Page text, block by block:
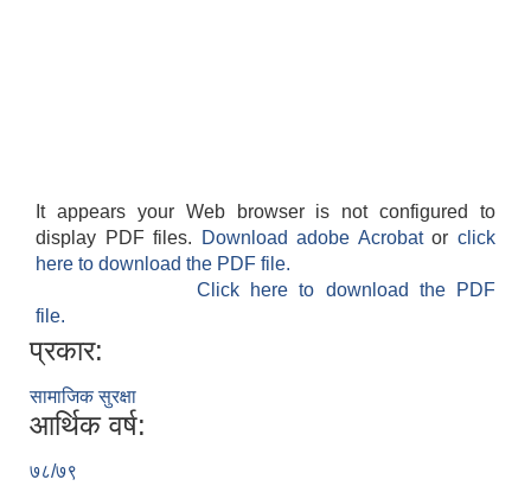
It appears your Web browser is not configured to
display PDF files.
Download adobe Acrobatorclick
here to download the PDF file.
Click here to download the PDF
file.
प्रकार:
सामाजिक सुरक्षा
आर्थिक वर्ष:
७८/७९